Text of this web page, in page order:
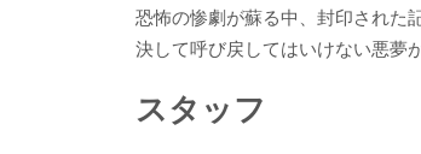
恐怖の惨劇が蘇る中、封印された
決して呼び戻してはいけない悪夢
スタッフ